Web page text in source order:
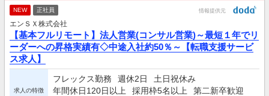
NEW 正社員 情報提供元
エンＳＸ株式会社
【基本フルリモート】法人営業(コンサル営業)～最短１年でリ
ーダーへの昇格実績有◇中途入社約50％～【転職支援サービ
ス求人】
求人の特徴
フレックス勤務 週休2日
土日祝休み
年間休日120日以上
採用枠5名以上
第二新卒歓迎